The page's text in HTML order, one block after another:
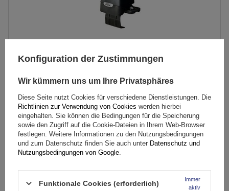
Mont Blanc AMC 5002-A46 Aluminium-Dachgepäckträger
181,49 €inkl. MwSt
Große Menge verfügbar Wir versenden schon am11. August
In den
Konfiguration der Zustimmungen
Wir kümmern uns um Ihre Privatsphäres
Diese Seite nutzt Cookies für verschiedene Dienstleistungen. Die
Richtlinien zur Verwendung von Cookies werden hierbei
eingehalten. Sie können die Bedingungen für die Speicherung
sowie den Zugriff auf die Cookie-Dateien in Ihrem Web-Browser
festlegen. Weitere Informationen zu den Nutzungsbedingungen
und zum Datenschutz finden Sie auch unter Datenschutz und
Nutzungsbedingungen von Google
Funktionale Cookies (erforderlich)
Immer
aktiv